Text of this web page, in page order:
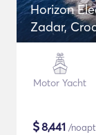
Horizon
Zadar,
Motor Yacht
$8,441 /